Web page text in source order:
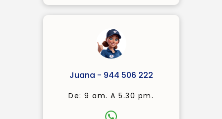
Juana - 944 506 222
De: 9 am. A 5.30 pm.